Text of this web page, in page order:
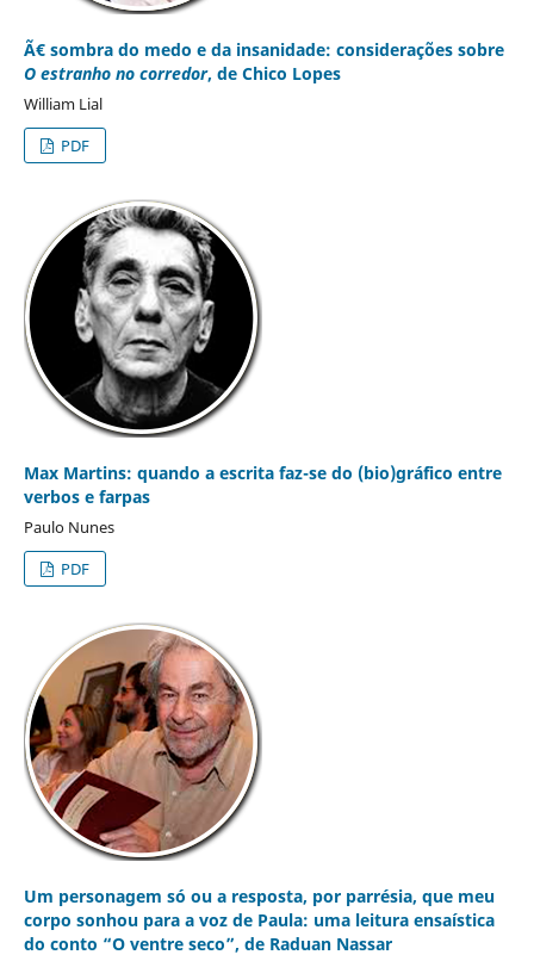
Ã€ sombra do medo e da insanidade: considerações sobre
O estranho no corredor, de Chico Lopes
William Lial
PDF
Max Martins: quando a escrita faz-se do (bio)gráfico entre
verbos e farpas
Paulo Nunes
PDF
Um personagem só ou a resposta, por parrésia, que meu
corpo sonhou para a voz de Paula: uma leitura ensaística
do conto “O ventre seco”, de Raduan Nassar